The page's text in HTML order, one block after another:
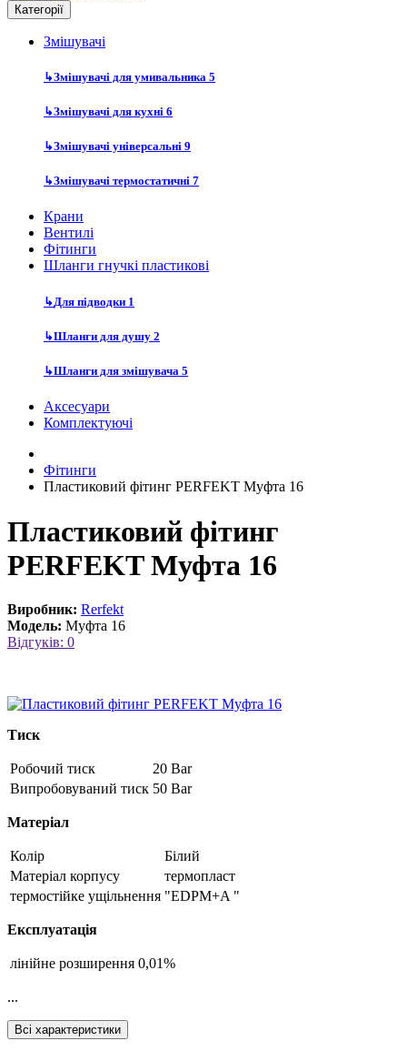
Категорії
Змішувачі
↳Змішувачі для умивальника 5
↳Змішувачі для кухні 6
↳Змішувачі універсальні 9
↳Змішувачі термостатичні 7
Крани
Вентилі
Фітинги
Шланги гнучкі пластикові
↳Для підводки 1
↳Шланги для душу 2
↳Шланги для змішувача 5
Аксесуари
Комплектуючі
Фітинги
Пластиковий фітинг PERFEKT Муфта 16
Пластиковий фітинг
PERFEKT Муфта 16
Виробник: Rerfekt
Модель: Муфта 16
Відгуків: 0
Тиск
Робочий тиск
20 Bar
Випробовуваний тиск 50 Bar
Матеріал
Колір
Білий
Матеріал корпусу
термопласт
термостійке ущільнення "EDPM+A "
Експлуатація
лінійне розширення 0,01%
...
Всі характеристики